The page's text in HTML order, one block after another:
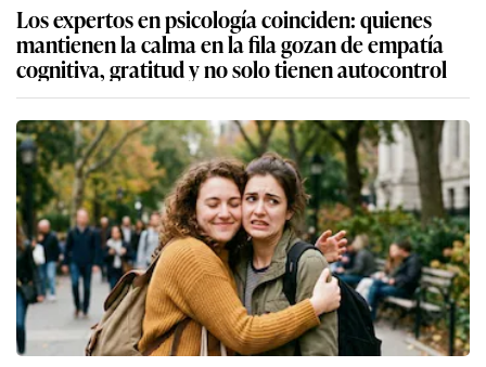
Los expertos en psicología coinciden: quienes
mantienen la calma en la fila gozan de empatía
cognitiva, gratitud y no solo tienen autocontrol